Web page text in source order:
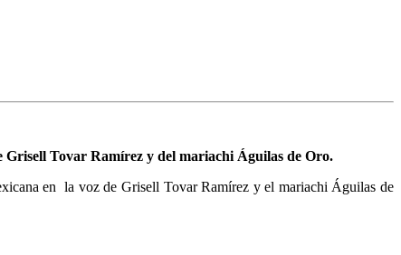
Grisell Tovar Ramírez y del mariachi Águilas de Oro.
en la voz de Grisell Tovar Ramírez y el mariachi Águilas de